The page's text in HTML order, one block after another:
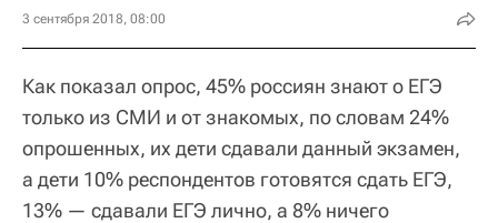
3 сентября 2018, 08:00
Как показал опрос, 45% россиян знают о ЕГЭ
только из СМИ и от знакомых, по словам 24%
опрошенных, их дети сдавали данный экзамен,
а дети 10% респондентов готовятся сдать ЕГЭ,
13% — сдавали ЕГЭ лично, а 8% ничего